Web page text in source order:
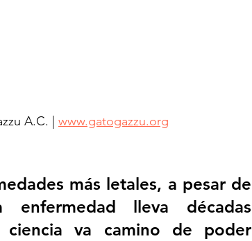
A.C. | www.gatogazzu.org
más letales, a pesar de
lleva décadas
va camino de poder